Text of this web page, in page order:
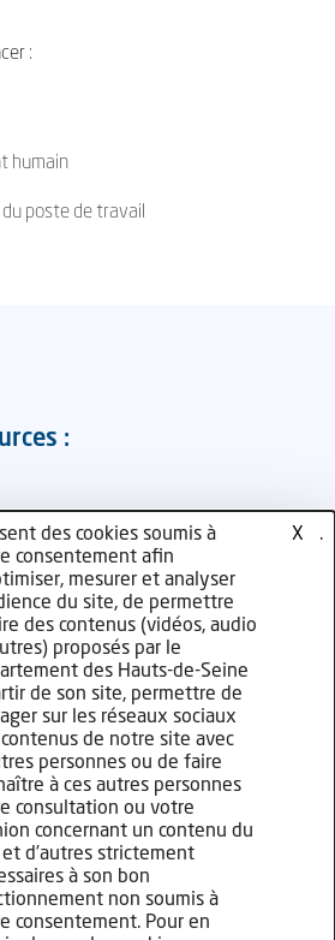
:
humain
poste de travail
:
ESAT et des entreprises
Département de Hauts-de-
cookies
X
des cookies soumis à
consentement afin
mesurer et analyser
du site, de permettre
des contenus (vidéos, audio
proposés par le
des Hauts-de-Seine
de son site, permettre de
sur les réseaux sociaux
de notre site avec
personnes ou de faire
à ces autres personnes
consultation ou votre
concernant un contenu du
d’autres strictement
à son bon
non soumis à
consentement. Pour en
cliquez .